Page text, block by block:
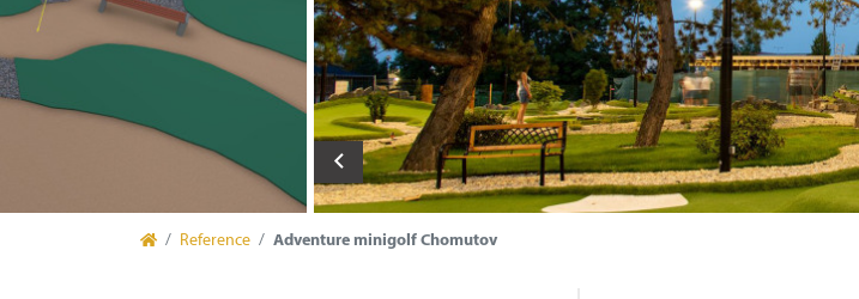
Reference Adventure minigolf Chomutov